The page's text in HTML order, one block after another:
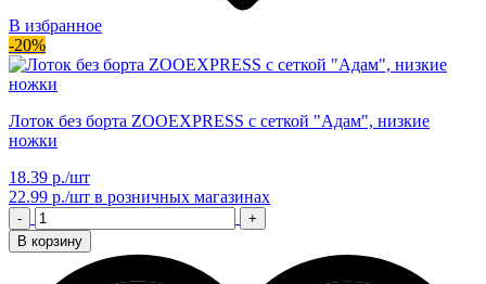
В избранное
-20%
Лоток без борта ZOOEXPRESS с сеткой "Адам", низкие
ножки
18.39 р./шт
22.99 р./шт в розничных магазинах
-
+
В корзину